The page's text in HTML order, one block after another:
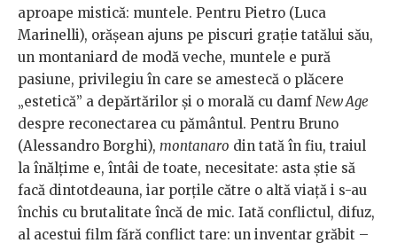
aproape mistică: muntele. Pentru Pietro (Luca
Marinelli), orășean ajuns pe piscuri grație tatălui său,
un montaniard de modă veche, muntele e pură
pasiune, privilegiu în care se amestecă o plăcere
„estetică” a depărtărilor și o morală cu damf New Age
despre reconectarea cu pământul. Pentru Bruno
(Alessandro Borghi), montanaro din tată în fiu, traiul
la înălțime e, întâi de toate, necesitate: asta știe să
facă dintotdeauna, iar porțile către o altă viață i s-au
închis cu brutalitate încă de mic. Iată conflictul, difuz,
al acestui film fără conflict tare: un inventar grăbit –